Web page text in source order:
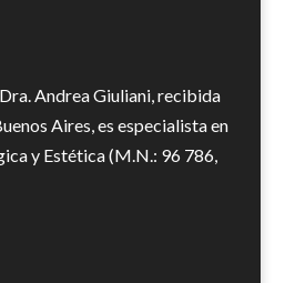
Andrea Giuliani, recibida
Aires, es especialista en
y Estética (M.N.: 96 786,